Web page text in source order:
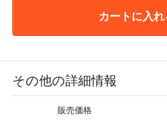
カートに入れ
その他の詳細情報
販売価格